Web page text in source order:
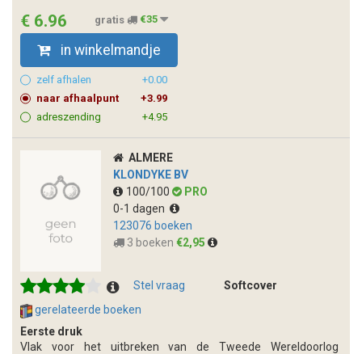
€ 6.96 gratis €35
in winkelmandje
zelf afhalen
+0.00
naar afhaalpunt
+3.99
adreszending
+4.95
ALMERE
KLONDYKE BV
100/100
PRO
0-1 dagen
123076 boeken
3 boeken €2,95
Stel vraag
Softcover
gerelateerde boeken
Eerste druk
Vlak voor het uitbreken van de Tweede Wereldoorlog